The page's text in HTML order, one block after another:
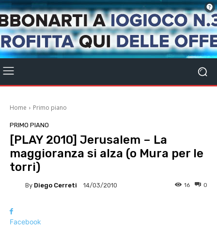
Home Primo piano
PRIMO PIANO
[PLAY 2010] Jerusalem – La
maggioranza si alza (o Mura per le
torri)
By Diego Cerreti 14/03/2010 0
16
Facebook